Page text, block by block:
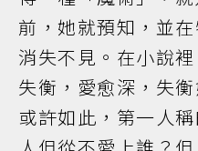
前，她就預知，並
消失不見。在小說
失衡，愛愈深，失
或許如此，第一人